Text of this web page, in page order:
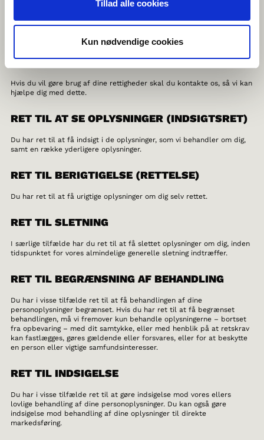
Tillad alle cookies
Kun nødvendige cookies
samt ved at gennemgå vores GDPR-procedurer med medarbejderne.
DE REGISTREREDES RETTIGHEDER
forhold til vores behandling af oplysninger om dig.
Hvis du vil gøre brug af dine rettigheder skal du kontakte os, så vi kan
hjælpe dig med dette.
RET TIL AT SE OPLYSNINGER (INDSIGTSRET)
Du har ret til at få indsigt i de oplysninger, som vi behandler om dig,
samt en række yderligere oplysninger.
RET TIL BERIGTIGELSE (RETTELSE)
Du har ret til at få urigtige oplysninger om dig selv rettet.
RET TIL SLETNING
I særlige tilfælde har du ret til at få slettet oplysninger om dig, inden
tidspunktet for vores almindelige generelle sletning indtræffer.
RET TIL BEGRÆNSNING AF BEHANDLING
Du har i visse tilfælde ret til at få behandlingen af dine
personoplysninger begrænset. Hvis du har ret til at få begrænset
behandlingen, må vi fremover kun behandle oplysningerne – bortset
fra opbevaring – med dit samtykke, eller med henblik på at retskrav
kan fastlægges, gøres gældende eller forsvares, eller for at beskytte
en person eller vigtige samfundsinteresser.
RET TIL INDSIGELSE
Du har i visse tilfælde ret til at gøre indsigelse mod vores ellers
lovlige behandling af dine personoplysninger. Du kan også gøre
indsigelse mod behandling af dine oplysninger til direkte
markedsføring.